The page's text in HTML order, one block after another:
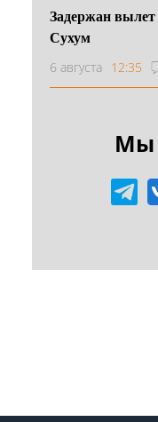
Задержан вылет
Сухум
6 августа 12:35
Мы